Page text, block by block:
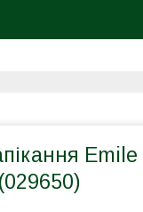
Emile